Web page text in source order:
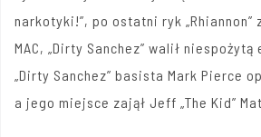
narkotyki!”, po ostatni ryk „Rhiannon”
MAC, „Dirty Sanchez” walił
„Dirty Sanchez” basista Mark Pierce
a jego miejsce zajął Jeff „The Kid”